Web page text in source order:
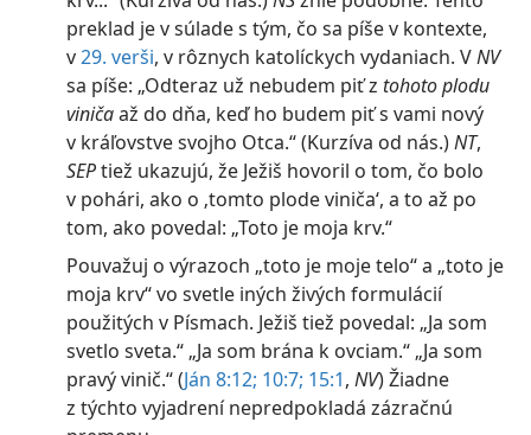
preklad je v súlade s tým, čo sa píše v kontexte,
v29. verši, v rôznych katolíckych vydaniach. VNV
sa píše: „Odteraz už nebudem piť z tohoto plodu
viničaaž do dňa, keď ho budem piť s vami nový
v kráľovstve svojho Otca.“ ​(Kurzíva od nás.)NT,
SEPtiež ukazujú, že Ježiš hovoril o tom, čo bolo
v pohári, ako o ‚tomto plode viniča‘, a to až po
tom, ako povedal: „Toto je moja krv.“
Pouvažuj o výrazoch „toto je moje telo“ a „toto je
moja krv“ vo svetle iných živých formulácií
použitých v Písmach. Ježiš tiež povedal: „Ja som
svetlo sveta.“ „Ja som brána k ovciam.“ „Ja som
pravý vinič.“ ​(Ján 8:12; 10:7; 15:1, NV) Žiadne
z týchto vyjadrení nepredpokladá zázračnú